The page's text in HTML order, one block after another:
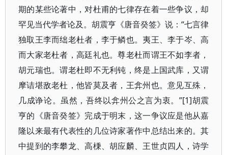
期的某些论著中，对杜甫的七律存在着一些争议，却
罕见当代学者论及。胡震亨《唐音癸签》说：“七言律
独取王李而绌老杜者，李于鳞也。夷王、李于岑、高
而大家老杜者，高廷礼也。尊老杜而谓王不如李者，
胡元瑞也。谓老杜即不无利钝，终是上国武库，又谓
摩诘堪敌老杜，他皆莫及者，王弇州也。意见互殊，
几成诤论。虽然，吾终以弇州公之言为衷。”[1]胡震
亨的《唐音癸签》完成于明末，这一争议应是他从嘉
隆以来最有代表性的几位诗家著作中总结出来的。其
中提到的李攀龙、高棅、胡应麟、王世贞四人，诗学